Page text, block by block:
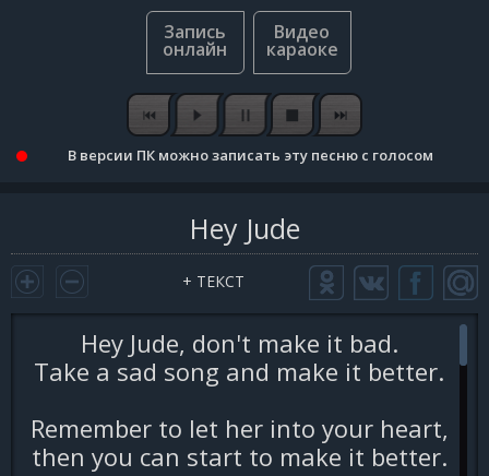
В версии ПК можно записать эту песню с голосом
Hey Jude
+ ТЕКСТ
Hey Jude, don't make it bad.
Take a sad song and make it better.
Remember to let her into your heart,
then you can start to make it better.